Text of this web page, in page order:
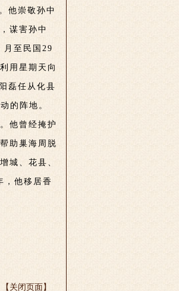
他崇敬孙中
谋害孙中
月至民国29
用星期天向
磊任从化县
的阵地。
他曾经掩护
助巢海周脱
城、花县、
，他移居香
【关闭页面】